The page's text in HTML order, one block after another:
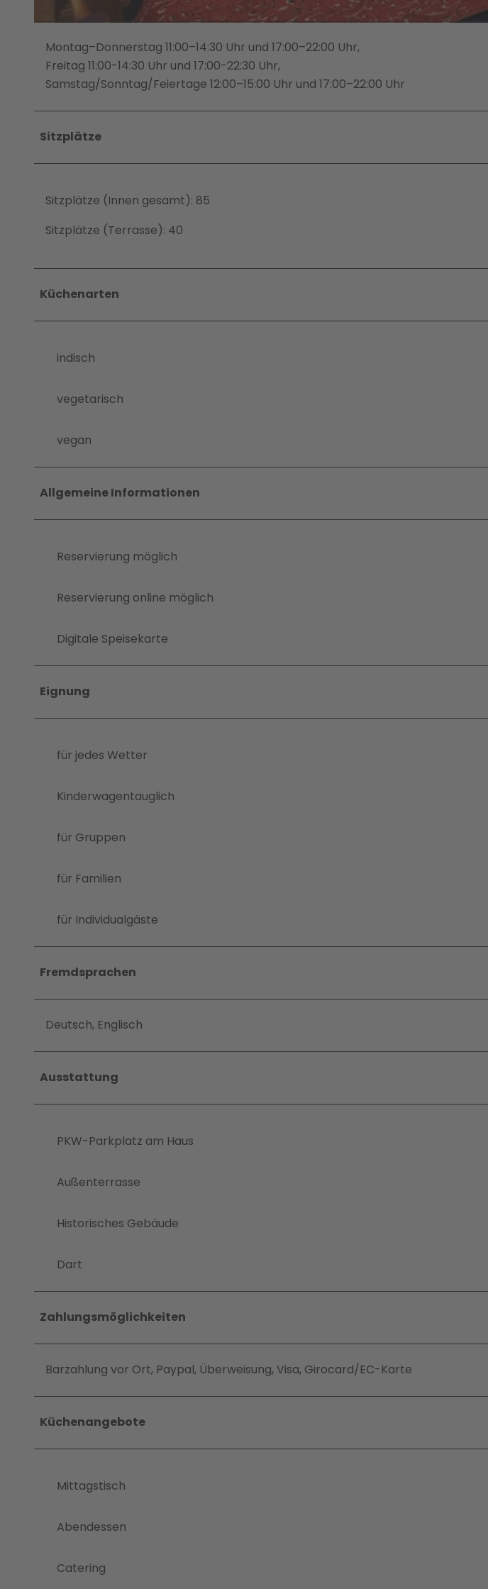
Montag–Donnerstag 11:00–14:30 Uhr und 17:00–22:00 Uhr,
Freitag 11:00-14:30 Uhr und 17:00-22:30 Uhr,
Samstag/Sonntag/Feiertage 12:00–15:00 Uhr und 17:00–22:00 Uhr
Sitzplätze
Sitzplätze (Innen gesamt): 85
Sitzplätze (Terrasse): 40
Küchenarten
indisch
vegetarisch
vegan
Allgemeine Informationen
Reservierung möglich
Reservierung online möglich
Digitale Speisekarte
Eignung
für jedes Wetter
Kinderwagentauglich
für Gruppen
für Familien
für Individualgäste
Fremdsprachen
Deutsch, Englisch
Ausstattung
PKW-Parkplatz am Haus
Außenterrasse
Historisches Gebäude
Dart
Zahlungsmöglichkeiten
Barzahlung vor Ort, Paypal, Überweisung, Visa, Girocard/EC-Karte
Küchenangebote
Mittagstisch
Abendessen
Catering